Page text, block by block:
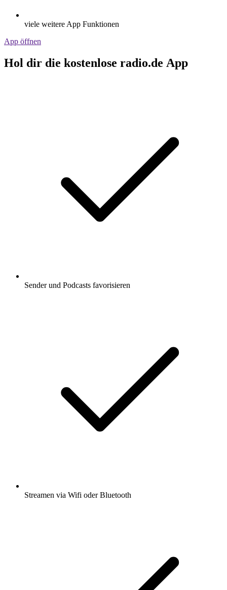
viele weitere App Funktionen
App öffnen
Hol dir die kostenlose radio.de App
Sender und Podcasts favorisieren
Streamen via Wifi oder Bluetooth